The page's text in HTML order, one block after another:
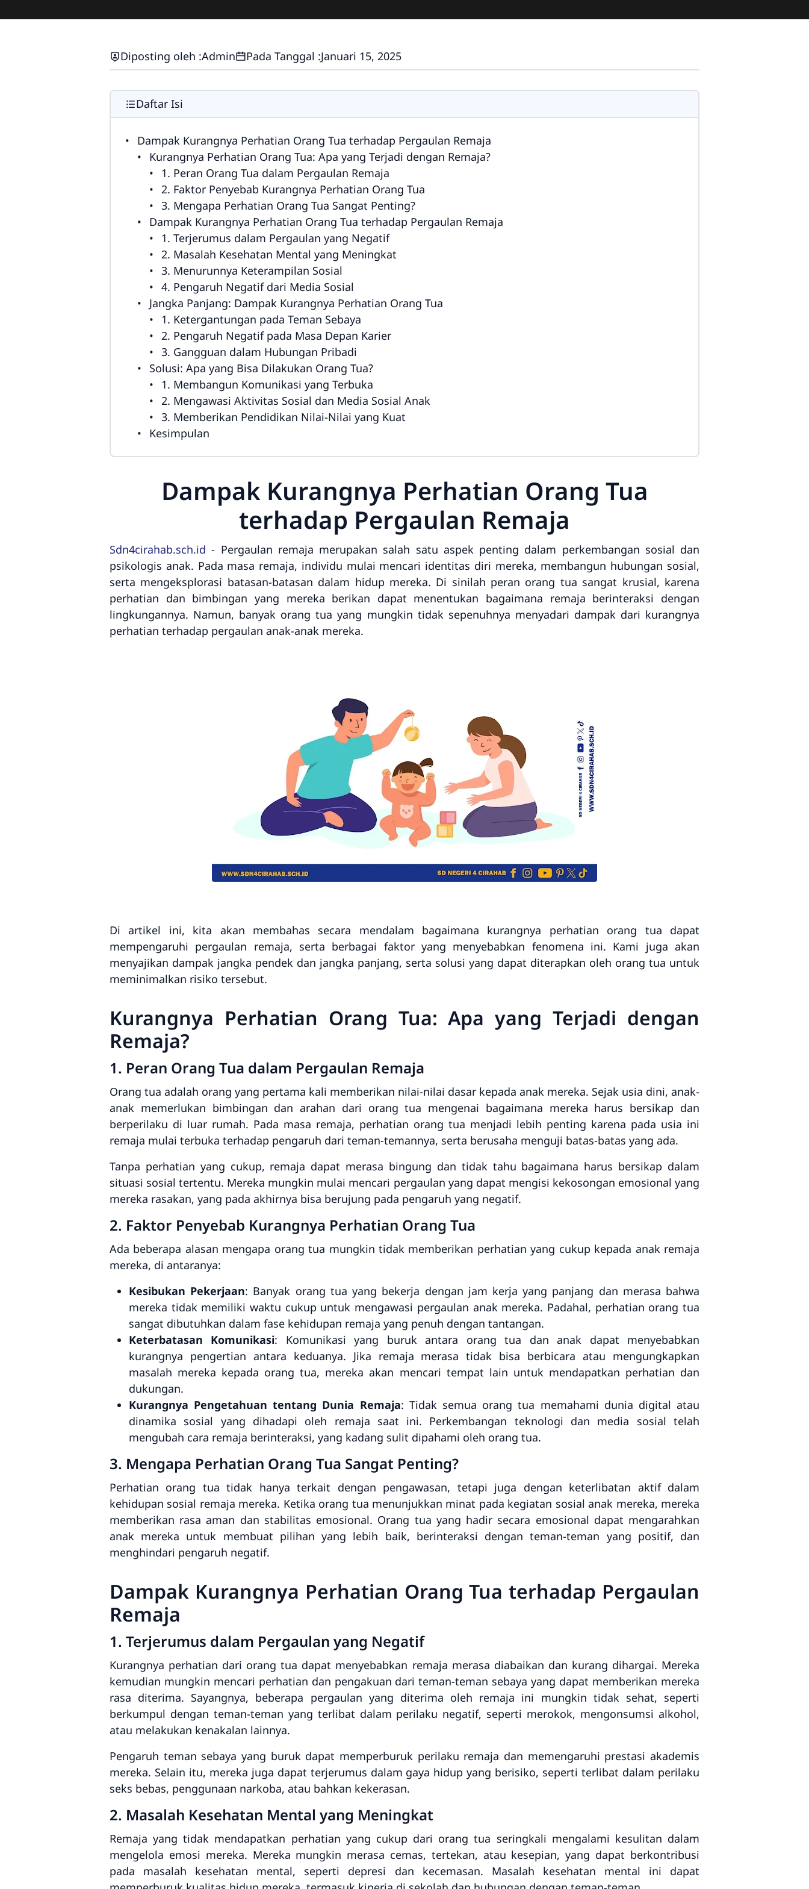
Diposting oleh :Admin Pada Tanggal :Januari 15, 2025
Daftar Isi
Dampak Kurangnya Perhatian Orang Tua terhadap Pergaulan Remaja
Kurangnya Perhatian Orang Tua: Apa yang Terjadi dengan Remaja?
1. Peran Orang Tua dalam Pergaulan Remaja
2. Faktor Penyebab Kurangnya Perhatian Orang Tua
3. Mengapa Perhatian Orang Tua Sangat Penting?
Dampak Kurangnya Perhatian Orang Tua terhadap Pergaulan Remaja
1. Terjerumus dalam Pergaulan yang Negatif
2. Masalah Kesehatan Mental yang Meningkat
3. Menurunnya Keterampilan Sosial
4. Pengaruh Negatif dari Media Sosial
Jangka Panjang: Dampak Kurangnya Perhatian Orang Tua
1. Ketergantungan pada Teman Sebaya
2. Pengaruh Negatif pada Masa Depan Karier
3. Gangguan dalam Hubungan Pribadi
Solusi: Apa yang Bisa Dilakukan Orang Tua?
1. Membangun Komunikasi yang Terbuka
2. Mengawasi Aktivitas Sosial dan Media Sosial Anak
3. Memberikan Pendidikan Nilai-Nilai yang Kuat
Kesimpulan
Dampak Kurangnya Perhatian Orang Tua
terhadap Pergaulan Remaja
Sdn4cirahab.sch.id - Pergaulan remaja merupakan salah satu aspek penting dalam perkembangan sosial dan
psikologis anak. Pada masa remaja, individu mulai mencari identitas diri mereka, membangun hubungan sosial,
serta mengeksplorasi batasan-batasan dalam hidup mereka. Di sinilah peran orang tua sangat krusial, karena
perhatian dan bimbingan yang mereka berikan dapat menentukan bagaimana remaja berinteraksi dengan
lingkungannya. Namun, banyak orang tua yang mungkin tidak sepenuhnya menyadari dampak dari kurangnya
perhatian terhadap pergaulan anak-anak mereka.
Di artikel ini, kita akan membahas secara mendalam bagaimana kurangnya perhatian orang tua dapat
mempengaruhi pergaulan remaja, serta berbagai faktor yang menyebabkan fenomena ini. Kami juga akan
menyajikan dampak jangka pendek dan jangka panjang, serta solusi yang dapat diterapkan oleh orang tua untuk
meminimalkan risiko tersebut.
Kurangnya Perhatian Orang Tua: Apa yang Terjadi dengan
Remaja?
1. Peran Orang Tua dalam Pergaulan Remaja
Orang tua adalah orang yang pertama kali memberikan nilai-nilai dasar kepada anak mereka. Sejak usia dini, anak-
anak memerlukan bimbingan dan arahan dari orang tua mengenai bagaimana mereka harus bersikap dan
berperilaku di luar rumah. Pada masa remaja, perhatian orang tua menjadi lebih penting karena pada usia ini
remaja mulai terbuka terhadap pengaruh dari teman-temannya, serta berusaha menguji batas-batas yang ada.
Tanpa perhatian yang cukup, remaja dapat merasa bingung dan tidak tahu bagaimana harus bersikap dalam
situasi sosial tertentu. Mereka mungkin mulai mencari pergaulan yang dapat mengisi kekosongan emosional yang
mereka rasakan, yang pada akhirnya bisa berujung pada pengaruh yang negatif.
2. Faktor Penyebab Kurangnya Perhatian Orang Tua
Ada beberapa alasan mengapa orang tua mungkin tidak memberikan perhatian yang cukup kepada anak remaja
mereka, di antaranya:
Kesibukan Pekerjaan: Banyak orang tua yang bekerja dengan jam kerja yang panjang dan merasa bahwa
mereka tidak memiliki waktu cukup untuk mengawasi pergaulan anak mereka. Padahal, perhatian orang tua
sangat dibutuhkan dalam fase kehidupan remaja yang penuh dengan tantangan.
Keterbatasan Komunikasi: Komunikasi yang buruk antara orang tua dan anak dapat menyebabkan
kurangnya pengertian antara keduanya. Jika remaja merasa tidak bisa berbicara atau mengungkapkan
masalah mereka kepada orang tua, mereka akan mencari tempat lain untuk mendapatkan perhatian dan
dukungan.
Kurangnya Pengetahuan tentang Dunia Remaja: Tidak semua orang tua memahami dunia digital atau
dinamika sosial yang dihadapi oleh remaja saat ini. Perkembangan teknologi dan media sosial telah
mengubah cara remaja berinteraksi, yang kadang sulit dipahami oleh orang tua.
3. Mengapa Perhatian Orang Tua Sangat Penting?
Perhatian orang tua tidak hanya terkait dengan pengawasan, tetapi juga dengan keterlibatan aktif dalam
kehidupan sosial remaja mereka. Ketika orang tua menunjukkan minat pada kegiatan sosial anak mereka, mereka
memberikan rasa aman dan stabilitas emosional. Orang tua yang hadir secara emosional dapat mengarahkan
anak mereka untuk membuat pilihan yang lebih baik, berinteraksi dengan teman-teman yang positif, dan
menghindari pengaruh negatif.
Dampak Kurangnya Perhatian Orang Tua terhadap Pergaulan
Remaja
1. Terjerumus dalam Pergaulan yang Negatif
Kurangnya perhatian dari orang tua dapat menyebabkan remaja merasa diabaikan dan kurang dihargai. Mereka
kemudian mungkin mencari perhatian dan pengakuan dari teman-teman sebaya yang dapat memberikan mereka
rasa diterima. Sayangnya, beberapa pergaulan yang diterima oleh remaja ini mungkin tidak sehat, seperti
berkumpul dengan teman-teman yang terlibat dalam perilaku negatif, seperti merokok, mengonsumsi alkohol,
atau melakukan kenakalan lainnya.
Pengaruh teman sebaya yang buruk dapat memperburuk perilaku remaja dan memengaruhi prestasi akademis
mereka. Selain itu, mereka juga dapat terjerumus dalam gaya hidup yang berisiko, seperti terlibat dalam perilaku
seks bebas, penggunaan narkoba, atau bahkan kekerasan.
2. Masalah Kesehatan Mental yang Meningkat
Remaja yang tidak mendapatkan perhatian yang cukup dari orang tua seringkali mengalami kesulitan dalam
mengelola emosi mereka. Mereka mungkin merasa cemas, tertekan, atau kesepian, yang dapat berkontribusi
pada masalah kesehatan mental, seperti depresi dan kecemasan. Masalah kesehatan mental ini dapat